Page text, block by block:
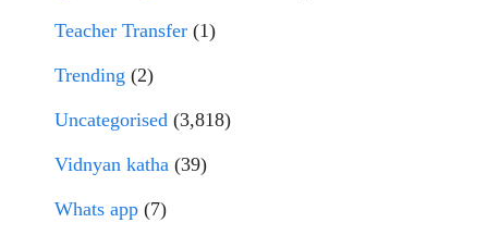
Teacher Transfer (1)
Trending (2)
Uncategorised (3,818)
Vidnyan katha (39)
Whats app (7)